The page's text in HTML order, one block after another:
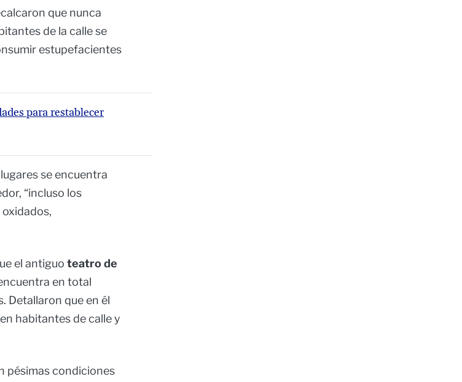
que nunca
de la calle se
estupefacientes
para restablecer
se encuentra
“incluso los
el antiguo teatro de
en total
Detallaron que en él
habitantes de calle y
pésimas condiciones